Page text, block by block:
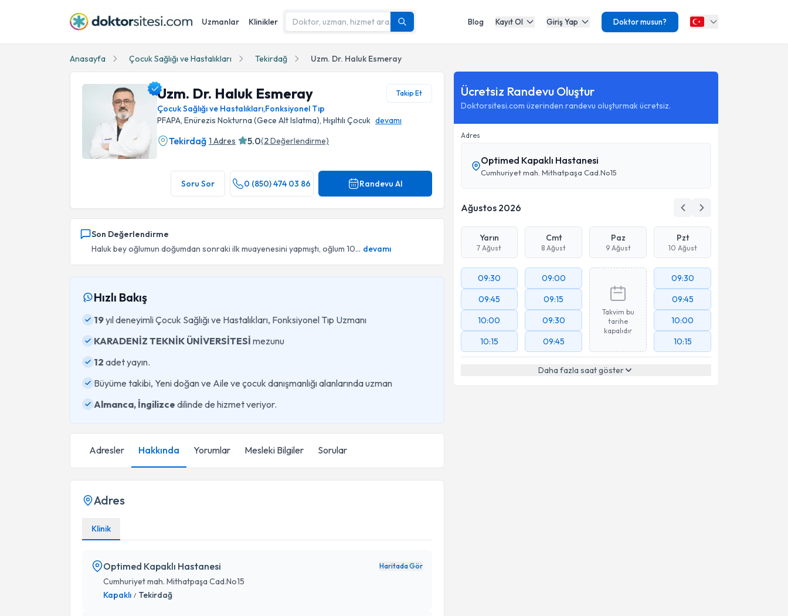
Uzmanlar Klinikler Blog Kayıt Ol Giriş Yap Doktor musun?
Anasayfa Çocuk Sağlığı ve Hastalıkları Tekirdağ Uzm. Dr. Haluk Esmeray
Uzm. Dr. Haluk Esmeray Takip Et
Çocuk Sağlığı ve Hastalıkları,Fonksiyonel Tıp
PFAPA, Enürezis Nokturna (Gece Alt Islatma), Hışıltılı Çocuk devamı
Tekirdağ 1 Adres 5.0(2Değerlendirme)
Soru Sor 0 (850) 474 03 86 Randevu Al
Son Değerlendirme
Haluk bey oğlumun doğumdan sonraki ilk muayenesini yapmıştı, oğlum 10... devamı
Hızlı Bakış
19yıl deneyimli Çocuk Sağlığı ve Hastalıkları, Fonksiyonel Tıp Uzmanı
KARADENİZ TEKNİK ÜNİVERSİTESİ mezunu
12 adet yayın.
Büyüme takibi, Yeni doğan ve Aile ve çocuk danışmanlığı alanlarında uzman
Almanca, İngilizce dilinde de hizmet veriyor.
Adresler Hakkında Yorumlar Mesleki Bilgiler Sorular
Adres
Klinik
Optimed Kapaklı Hastanesi Haritada Gör
Cumhuriyet mah. Mithatpaşa Cad.No15
Kapaklı / Tekirdağ
Ücretsiz Randevu Oluştur
Doktorsitesi.com üzerinden randevu oluşturmak ücretsiz.
Adres
Optimed Kapaklı Hastanesi
Cumhuriyet mah. Mithatpaşa Cad.No15
Ağustos 2026
Yarın
7 Ağust
Cmt
8 Ağust
Paz
9 Ağust
Pzt
10 Ağust
09:30
09:45
10:00
10:15
09:00
09:15
09:30
09:45
Takvim bu
tarihe
kapalıdır
09:30
09:45
10:00
10:15
Daha fazla saat göster